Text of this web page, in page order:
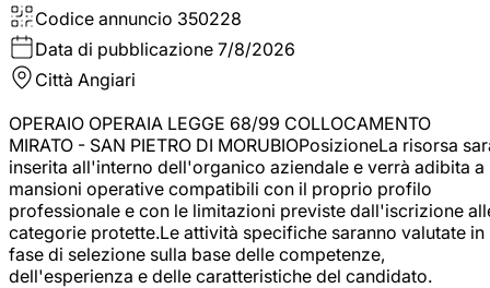
Codice annuncio 350228
Data di pubblicazione 7/8/2026
Città Angiari
OPERAIO OPERAIA LEGGE 68/99 COLLOCAMENTO
MIRATO - SAN PIETRO DI MORUBIOPosizioneLa risorsa
inserita all'interno dell'organico aziendale e verrà adibita a
mansioni operative compatibili con il proprio profilo
professionale e con le limitazioni previste dall'iscrizione
categorie protette.Le attività specifiche saranno valutate in
fase di selezione sulla base delle competenze,
dell'esperienza e delle caratteristiche del candidato.